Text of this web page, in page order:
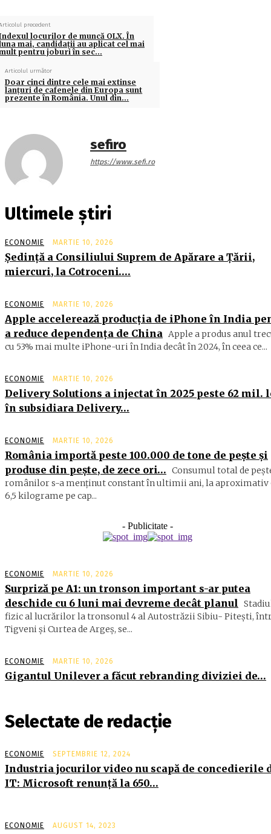
precedent
locurilor de muncă OLX. În
mai, candidaţii au aplicat cel mai
pentru joburi în sec…
Articolul următor
Doar cinci dintre cele mai extinse
lanţuri de cafenele din Europa sunt
prezente în România. Unul din…
sefiro
https://www.sefi.ro
Ultimele știri
ECONOMIE MARTIE 10, 2026
Şedinţă a Consiliului Suprem de Apărare a Ţării,
miercuri, la Cotroceni….
ECONOMIE MARTIE 10, 2026
Apple accelerează producția de iPhone în India
a reduce dependența de China Apple a produs anul
cu 53% mai multe iPhone-uri în India decât în 2024, în ceea ce...
ECONOMIE MARTIE 10, 2026
Delivery Solutions a injectat în 2025 peste 62 mil.
în subsidiara Delivery…
ECONOMIE MARTIE 10, 2026
România importă peste 100.000 de tone de peşte şi
produse din peşte, de zece ori… Consumul total de
ro­mâ­nilor s-a menţinut constant în ul­timii ani, la aproximativ
6,5 ki­lograme pe cap...
- Publicitate -
ECONOMIE MARTIE 10, 2026
Surpriză pe A1: un tronson important s-ar putea
deschide cu 6 luni mai devreme decât planul
fizic al lucrărilor la tronsonul 4 al Autostrăzii Sibiu- Piteşti,
Tigveni şi Curtea de Argeş, se...
ECONOMIE MARTIE 10, 2026
Gigantul Unilever a făcut rebranding diviziei de…
Selectate de redacție
ECONOMIE SEPTEMBRIE 12, 2024
Industria jocurilor video nu scapă de concedierile
IT: Microsoft renunţă la 650…
ECONOMIE AUGUST 14, 2023